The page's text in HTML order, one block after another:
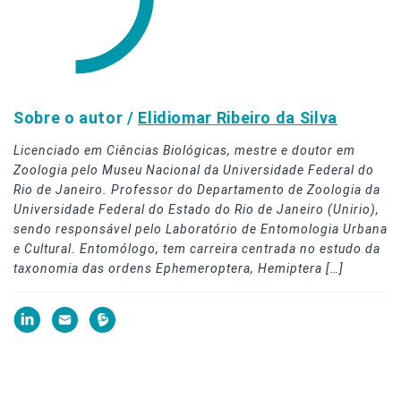
Sobre o autor / Elidiomar Ribeiro da Silva
Licenciado em Ciências Biológicas, mestre e doutor em
Zoologia pelo Museu Nacional da Universidade Federal do
Rio de Janeiro. Professor do Departamento de Zoologia da
Universidade Federal do Estado do Rio de Janeiro (Unirio),
sendo responsável pelo Laboratório de Entomologia Urbana
e Cultural. Entomólogo, tem carreira centrada no estudo da
taxonomia das ordens Ephemeroptera, Hemiptera […]